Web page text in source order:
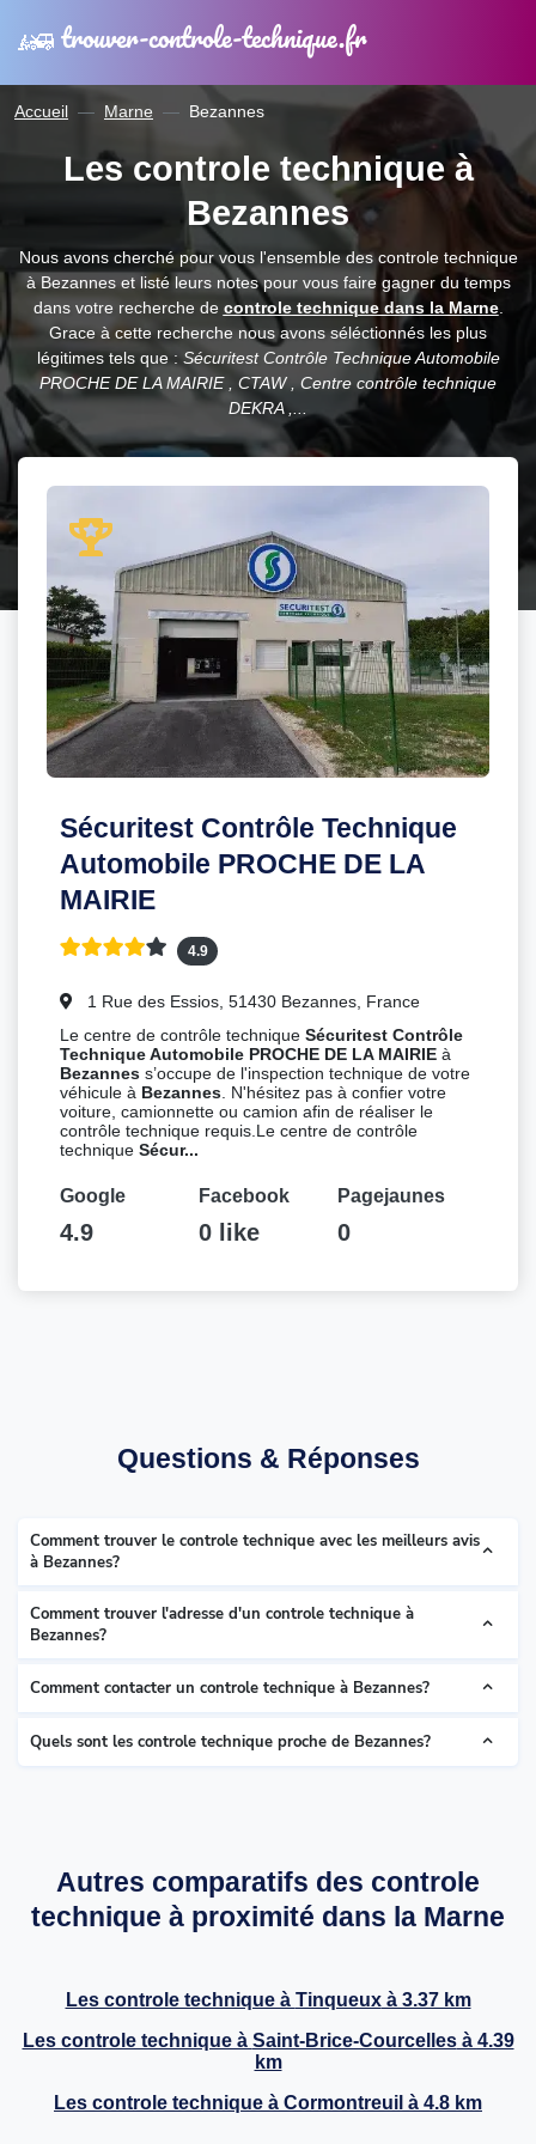
trouver-controle-technique.fr
Accueil Marne Bezannes
Les controle technique à
Bezannes
Nous avons cherché pour vous l'ensemble des controle technique
à Bezannes et listé leurs notes pour vous faire gagner du temps
dans votre recherche de controle technique dans la Marne.
Grace à cette recherche nous avons séléctionnés les plus
légitimes tels que : Sécuritest Contrôle Technique Automobile
PROCHE DE LA MAIRIE , CTAW , Centre contrôle technique
DEKRA ,...
Sécuritest Contrôle Technique
Automobile PROCHE DE LA
MAIRIE
4.9
1 Rue des Essios, 51430 Bezannes, France
Le centre de contrôle techniqueSécuritest Contrôle
Technique Automobile PROCHE DE LA MAIRIE à
Bezannes s’occupe de l'inspection technique de votre
véhicule à Bezannes. N'hésitez pas à confier votre
voiture, camionnette ou camion afin de réaliser le
contrôle technique requis.Le centre de contrôle
techniqueSécur...
Google
4.9
Facebook
0 like
Pagejaunes
0
Questions & Réponses
Comment trouver le controle technique avec les meilleurs avis
à Bezannes?
Comment trouver l'adresse d'un controle technique à
Bezannes?
Comment contacter un controle technique à Bezannes?
Quels sont les controle technique proche de Bezannes?
Autres comparatifs des controle
technique à proximité dans la Marne
Les controle technique à Tinqueuxà 3.37 km
Les controle technique à Saint-Brice-Courcellesà 4.39
km
Les controle technique à Cormontreuil à 4.8 km